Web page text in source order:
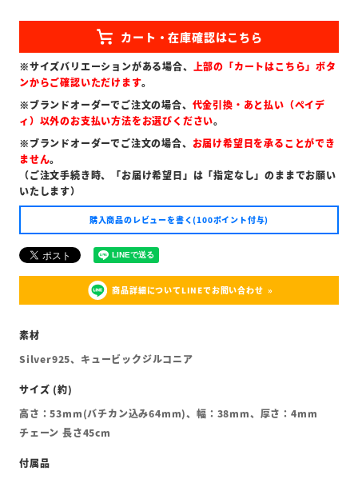
※サイズバリエーションがある場合、 上部の「カートはこちら」ボタ
ンからご確認いただけます。
※ブランドオーダーでご注文の場合、 代金引換・あと払い（ペイデ
ィ）以外のお支払い方法をお選びください。
※ブランドオーダーでご注文の場合、 お届け希望日を承ることができ
ません。
（ご注文手続き時、「お届け希望日」は「指定なし」のままでお願い
いたします）
購入商品のレビューを書く(100ポイント付与)
商品詳細についてLINEでお問い合わせ
Silver925、キュービックジルコニア
高さ：53mm(バチカン込み64mm)、幅：38mm、厚さ：4mm
チェーン 長さ45cm